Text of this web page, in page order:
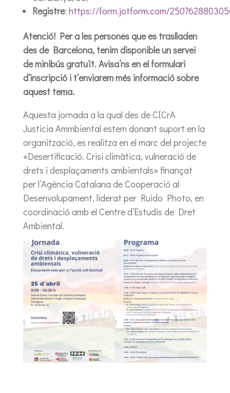
Registre: https://form.jotform.com/
Atenció! Per a les persones que es traslladen
des de Barcelona, tenim disponible un servei
de minibús gratuït. Avisa’ns en el formulari
d’inscripció i t’enviarem més informació sobre
aquest tema.
Aquesta jornada a la qual des de CICrA
Justicia Ammbiental estem donant suport en la
organització, es realitza en el marc del projecte
«Desertificació. Crisi climàtica, vulneració de
drets i desplaçaments ambientals» finançat
per l’Agència Catalana de Cooperació al
Desenvolupament, liderat per Ruido Photo, en
coordinació amb el Centre d’Estudis de Dret
Ambiental.